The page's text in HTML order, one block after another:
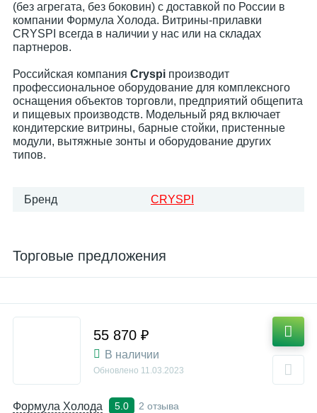
(без агрегата, без боковин) с доставкой по России в
компании Формула Холода. Витрины-прилавки
CRYSPI всегда в наличии у нас или на складах
партнеров.
Российская компания Cryspi производит
профессиональное оборудование для комплексного
оснащения объектов торговли, предприятий общепита
и пищевых производств. Модельный ряд включает
кондитерские витрины, барные стойки, пристенные
модули, вытяжные зонты и оборудование других
типов.
Бренд CRYSPI
Торговые предложения
Формула Холода 5.0
2 отзыва
55 870 ₽
В наличии
Обновлено 11.03.2023